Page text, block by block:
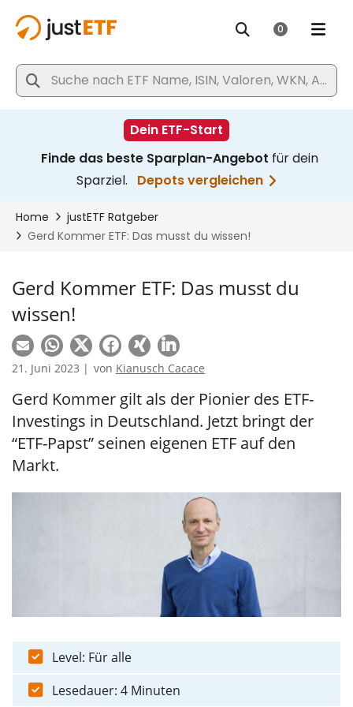
Gerd Kommer ETF: Das musst du
wissen!
21. Juni 2023 | von Kianusch Cacace
Gerd Kommer gilt als der Pionier des ETF-
Investings in Deutschland. Jetzt bringt der
“ETF-Papst” seinen eigenen ETF auf den
Markt.
Level: Für alle
Lesedauer: 4 Minuten